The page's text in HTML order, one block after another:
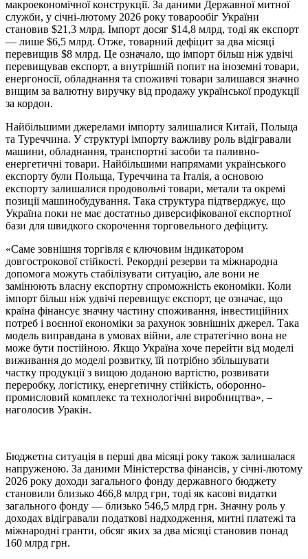
макроекономічної конструкції. За даними Державної митної
служби, у січні-лютому 2026 року товарообіг України
становив $21,3 млрд. Імпорт досяг $14,8 млрд, тоді як експорт
— лише $6,5 млрд. Отже, товарний дефіцит за два місяці
перевищив $8 млрд. Це означало, що імпорт більш ніж удвічі
перевищував експорт, а внутрішній попит на іноземні товари,
енергоносії, обладнання та споживчі товари залишався значно
вищим за валютну виручку від продажу української продукції
за кордон.
Найбільшими джерелами імпорту залишалися Китай, Польща
та Туреччина. У структурі імпорту важливу роль відігравали
машини, обладнання, транспортні засоби та паливно-
енергетичні товари. Найбільшими напрямами українського
експорту були Польща, Туреччина та Італія, а основою
експорту залишалися продовольчі товари, метали та окремі
позиції машинобудування. Така структура підтверджує, що
Україна поки не має достатньо диверсифікованої експортної
бази для швидкого скорочення торговельного дефіциту.
«Саме зовнішня торгівля є ключовим індикатором
довгострокової стійкості. Рекордні резерви та міжнародна
допомога можуть стабілізувати ситуацію, але вони не
замінюють власну експортну спроможність економіки. Коли
імпорт більш ніж удвічі перевищує експорт, це означає, що
країна фінансує значну частину споживання, інвестиційних
потреб і воєнної економіки за рахунок зовнішніх джерел. Така
модель виправдана в умовах війни, але стратегічно вона не
може бути постійною. Якщо Україна хоче перейти від моделі
виживання до моделі розвитку, їй потрібно збільшувати
частку продукції з вищою доданою вартістю, розвивати
переробку, логістику, енергетичну стійкість, оборонно-
промисловий комплекс та технологічні виробництва», –
наголосив Уракін.
Бюджетна ситуація в перші два місяці року також залишалася
напруженою. За даними Міністерства фінансів, у січні-лютому
2026 року доходи загального фонду державного бюджету
становили близько 466,8 млрд грн, тоді як касові видатки
загального фонду — близько 546,5 млрд грн. Значну роль у
доходах відігравали податкові надходження, митні платежі та
міжнародні гранти, обсяг яких за два місяці становив понад
160 млрд грн.